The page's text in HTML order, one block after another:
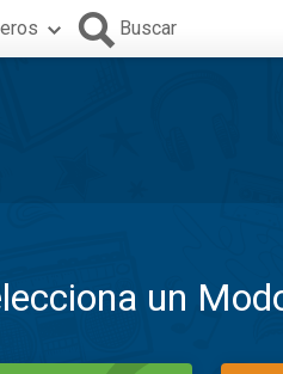
Buscar
un